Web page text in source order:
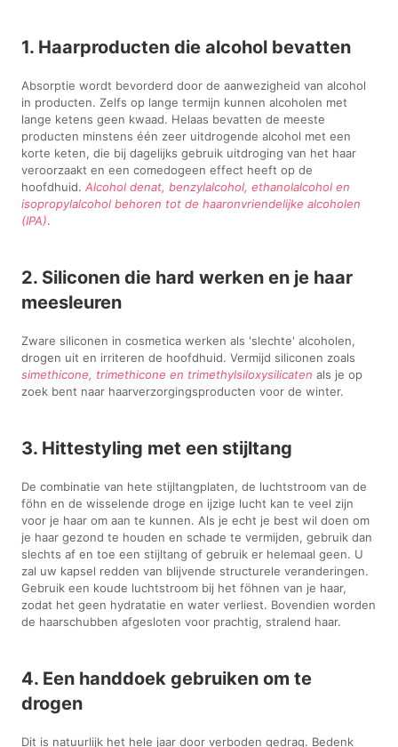
1. Haarproducten die alcohol bevatten
Absorptie wordt bevorderd door de aanwezigheid van alcohol
in producten. Zelfs op lange termijn kunnen alcoholen met
lange ketens geen kwaad. Helaas bevatten de meeste
producten minstens één zeer uitdrogende alcohol met een
korte keten, die bij dagelijks gebruik uitdroging van het haar
veroorzaakt en een comedogeen effect heeft op de
hoofdhuid.Alcohol denat, benzylalcohol, ethanolalcohol en
isopropylalcohol behoren tot de haaronvriendelijke alcoholen
(IPA).
2. Siliconen die hard werken en je haar
meesleuren
Zware siliconen in cosmetica werken als 'slechte' alcoholen,
drogen uit en irriteren de hoofdhuid. Vermijd siliconen zoals
simethicone, trimethicone en trimethylsiloxysilicatenals je op
zoek bent naar haarverzorgingsproducten voor de winter.
3. Hittestyling met een stijltang
De combinatie van hete stijltangplaten, de luchtstroom van de
föhn en de wisselende droge en ijzige lucht kan te veel zijn
voor je haar om aan te kunnen. Als je echt je best wil doen om
je haar gezond te houden en schade te vermijden, gebruik dan
slechts af en toe een stijltang of gebruik er helemaal geen. U
zal uw kapsel redden van blijvende structurele veranderingen.
Gebruik een koude luchtstroom bij het föhnen van je haar,
zodat het geen hydratatie en water verliest. Bovendien worden
de haarschubben afgesloten voor prachtig, stralend haar.
4. Een handdoek gebruiken om te
drogen
Dit is natuurlijk het hele jaar door verboden gedrag. Bedenk